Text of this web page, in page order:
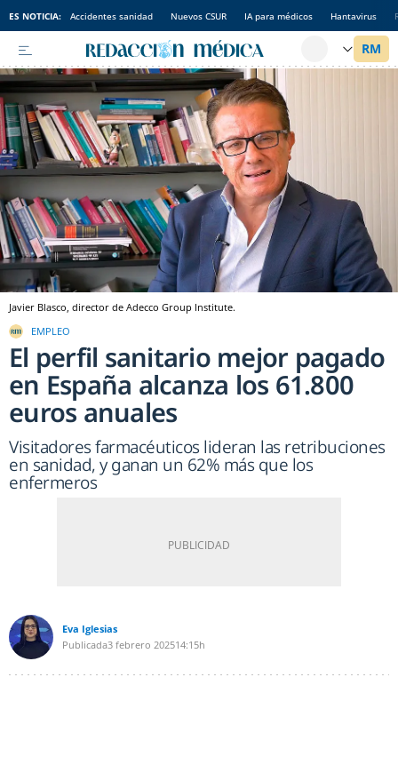
ES NOTICIA: Accidentes sanidad Nuevos CSUR IA para médicos Hantavirus
Javier Blasco, director de Adecco Group Institute.
EMPLEO
El perfil sanitario mejor pagado
en España alcanza los 61.800
euros anuales
Visitadores farmacéuticos lideran las retribuciones
en sanidad, y ganan un 62% más que los
enfermeros
Eva Iglesias
Publicada3 febrero 202514:15h